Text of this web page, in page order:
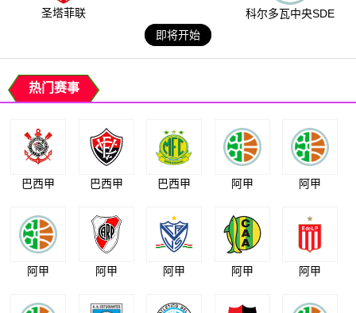
圣塔菲联
科尔多瓦中央SDE
即将开始
热门赛事
巴西甲 巴西甲 巴西甲 阿甲 阿甲
阿甲 阿甲 阿甲 阿甲 阿甲